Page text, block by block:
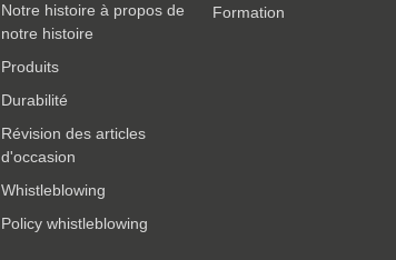
Notre histoire à propos de
notre histoire
Produits
Durabilité
Révision des articles
d'occasion
Whistleblowing
Policy whistleblowing
Formation